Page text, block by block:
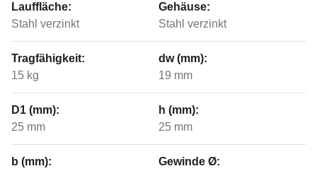
Lauffläche:
Stahl verzinkt
Gehäuse:
Stahl verzinkt
Tragfähigkeit:
15 kg
dw (mm):
19 mm
D1 (mm):
25 mm
h (mm):
25 mm
b (mm):
Gewinde Ø: